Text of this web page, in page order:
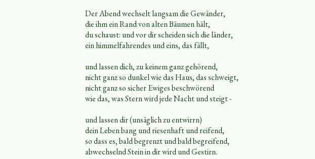
Der Abend wechselt langsam die Gewänder,
die ihm ein Rand von alten Bäumen hält,
du schaust: und vor dir scheiden sich die länder,
ein himmelfahrendes und eins, das fällt,
und lassen dich, zu keinem ganz gehörend,
nicht ganz so dunkel wie das Haus, das schweigt,
nicht ganz so sicher Ewiges beschwörend
wie das, was Stern wird jede Nacht und steigt -
und lassen dir (unsäglich zu entwirrn)
dein Leben bang und riesenhaft und reifend,
so dass es, bald begrenzt und bald begreifend,
abwechselnd Stein in dir wird und Gestirn.